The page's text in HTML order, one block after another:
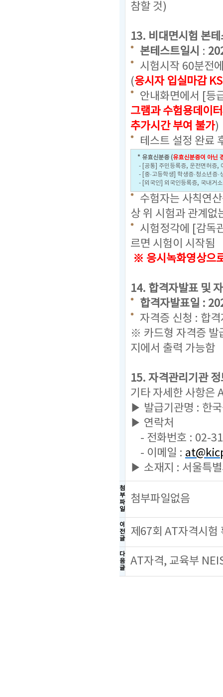
참할 것)
13. 비대면시험 본
본테스트일시 :
시험시작 60분전
(응시자 입실마감
안내화면에서 [등
그램과 수험용데이
추가시간 부여 불가)
테스트 설정 완료
* 유효신분증 (유효신분증이 아닌
- [공통] 주민등록증, 운전면허증,
- [중·고등학생] 학생증·청소년증
- [외국인] 외국인등록증, 국내거
수험자는 사칙연
상 위 시험과 관계없
시험정각에 [감독
르면 시험이 시작됨
※ 응시녹화영상으
14. 합격자발표 및
합격자발표일 :
자격증 신청 : 합
※ 카드형 자격증 발
지에서 출력 가능함
15. 자격관리기관 정
기타 자세한 사항은
▶ 발급기관명 : 한
▶ 연락처
- 전화번호 : 02-
- 이메일 :
▶ 소재지 : 서울특
첨
부
파
일
첨부파일없음
이
전
글
제67회 AT자격시험
다
음
글
AT자격, 교육부